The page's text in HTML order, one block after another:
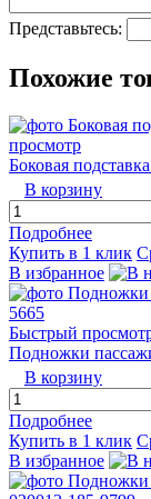
Представьтесь:
Похожие
просмотр
Боковая
В корзину
Подробнее
Купить в 1 клик
В избранное
Быстрый
Подножки
В корзину
Подробнее
Купить в 1 клик
В избранное